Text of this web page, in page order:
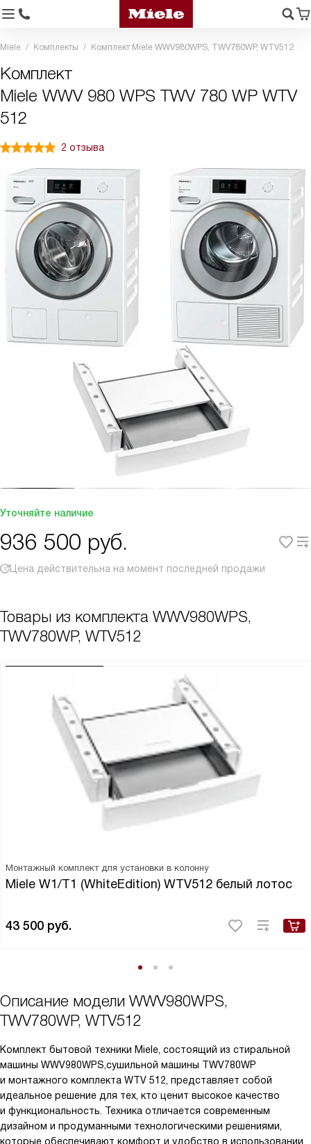
Miele Комплекты Комплект Miele WWV980WPS, TWV780WP, WTV512
Комплект
Miele WWV 980 WPS TWV 780 WP WTV
512
2 отзыва
Уточняйте наличие
936 500 руб.
Цена действительна на момент последней продажи
Товары из комплекта WWV980WPS,
TWV780WP, WTV512
Монтажный комплект для установки в колонну
Miele W1/T1 (WhiteEdition) WTV512 белый лотос
43 500 руб.
Описание модели WWV980WPS,
TWV780WP, WTV512
Комплект бытовой техники Miele, состоящий из стиральной
машины WWV980WPS,сушильной машины TWV780WP
и монтажного комплекта WTV 512, представляет собой
идеальное решение для тех, кто ценит высокое качество
и функциональность. Техника отличается современным
дизайном и продуманными технологическими решениями,
которые обеспечивают комфорт и удобство в использовании.